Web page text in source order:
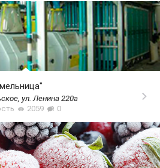
ул. Ленина 220а
2059 0